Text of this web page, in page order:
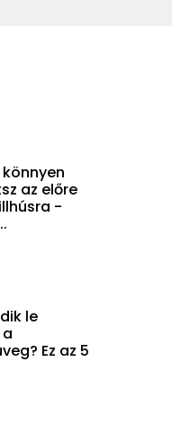
az előre
-
le
Ez az 5